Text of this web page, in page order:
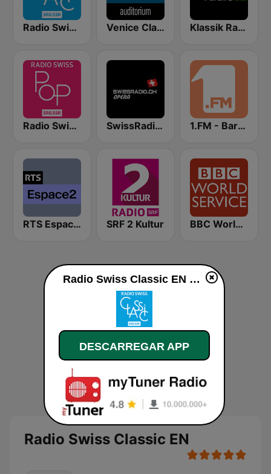
Radio Swiss Classic IT Venice Classic Radio | VCR Auditorium Klassik Radio Schweiz
Radio Swiss Pop SwissRadio.ch Classical Opera 1.FM - Baroque
RTS Espace 2 SRF 2 Kultur BBC World Service
Radio Swiss Classic EN
Radio Swiss Classic EN online
DESCARREGAR APP